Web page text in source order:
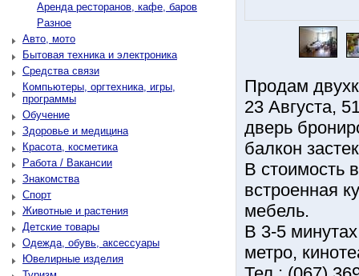
Аренда ресторанов, кафе, баров
Разное
Авто, мото
Бытовая техника и электроника
Средства связи
Компьютеры, оргтехника, игры,
программы
Обучение
Здоровье и медицина
Красота, косметика
Работа / Вакансии
Знакомства
Спорт
Животные и растения
Детские товары
Одежда, обувь, аксессуары
Ювелирные изделия
Продам
23 Августа,
дверь
балкон
В стоимость
встроенная
мебель.
В 3-5
метро,